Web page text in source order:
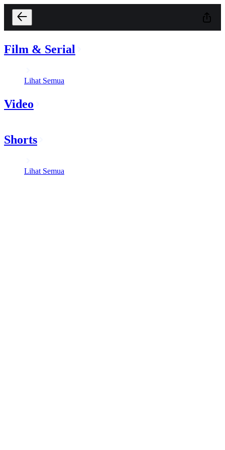
Film & Serial
Lihat Semua
Video
Shorts
Lihat Semua